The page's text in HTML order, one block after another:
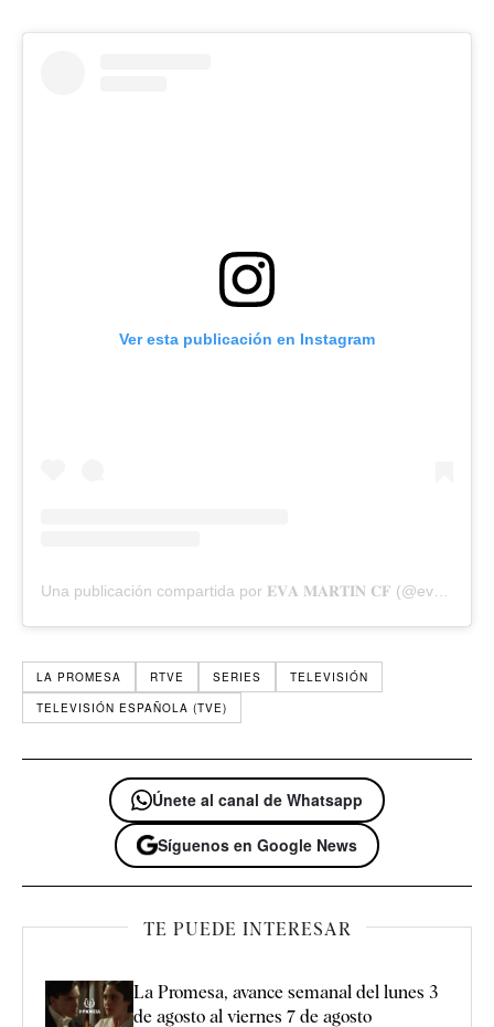
Ver esta publicación en Instagram
LA PROMESA RTVE SERIES
TELEVISIÓN
TELEVISIÓN ESPAÑOLA (TVE)
Únete al canal de Whatsapp
Síguenos en Google News
TE PUEDE INTERESAR
La Promesa, avance semanal del lunes 3
de agosto al viernes 7 de agosto